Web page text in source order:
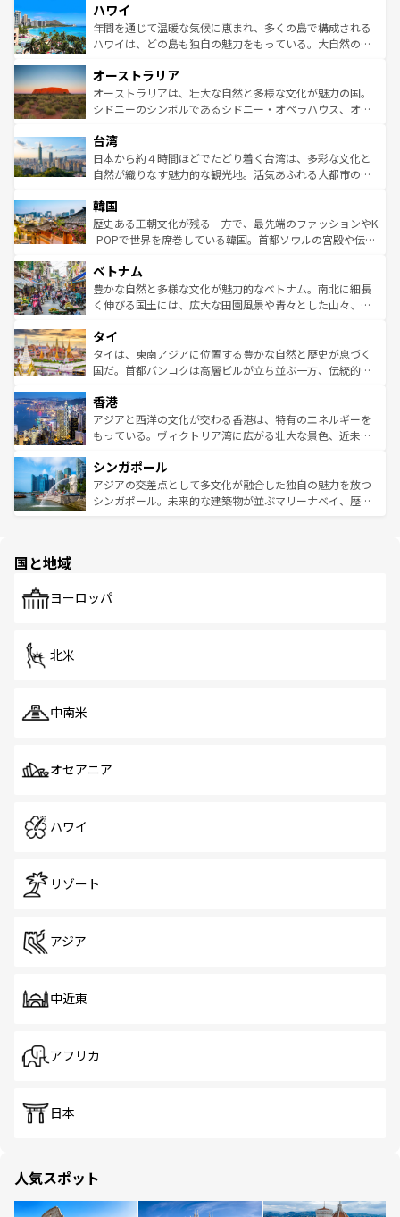
ば市内交通費無料で観光を楽しむこともできる。 なお、新
着のスイス情報はコンテンツ一覧 を参照してほしい。
のような巨大都市は、観光、ショッピング、エンターテイ
ンメントが詰まった刺激的なスポットだ。一方、アメリカ
西部には大自然が広がり、グランドキャニオンやイエロー
部のニューオーリンズでは、音楽と美食が融合した独特の
文化が魅力。旅行者はアメリカの各地域で異なる魅力を楽
しみながら、その多様性と豊かな歴史を感じることができ
ならではの贅沢な旅のスタイルだ。 なお、新着のアメリカ
情報はコンテンツ一覧を参照してほしい。
ハワイ
年間を通じて温暖な気候に恵まれ、多くの島で構成される
ハワイは、どの島も独自の魅力をもっている。大自然の神
ワイ島は見逃せない。また、定番の観光地といえばオアフ
島だが、静かな自然を求めるならマウイ島やカウアイ島が
おすすめ。エメラルドグリーンに輝く海をはじめ、豊かな
れるおもてなしの心で訪れる人々を迎えてくれるハワイの
人々、おいしいローカルフードやハワイアンミュージッ
ク、伝統的なフラダンスなど、すべてがハワイの魅力を彩
ワイを、存分に味わってほしい。 なお、新着のハワイ情報
はコンテンツ一覧を参照してほしい。
オーストラリア
オーストラリアは、壮大な自然と多様な文化が魅力の国。
シドニーのシンボルであるシドニー・オペラハウス、オー
リアリーフや大陸中央部にそびえるウルル（エアーズロッ
ク）、タスマニアの美しい原生林やケアンズの熱帯雨林な
ど、見どころがたくさん。また、カフェやワイン、オージ
いる。アクティビティも充実しており、サーフィンやダイ
ビング、ハイキングなど、アウトドア好きにはたまらな
い。オーストラリアの多彩な魅力を存分に味わいつくそ
参照してほしい。
台湾
日本から約４時間ほどでたどり着く台湾は、多彩な文化と
自然が織りなす魅力的な観光地。活気あふれる大都市の台
ン）、静ひつな山岳地帯である台湾東部など、都市の喧騒
と山間の静けさが共存しており、訪れる人に新しい発見と
驚きをもたらしてくれる。また、奥深い台湾の食文化も魅
容にもいいと評判のスイーツなど、バラエティ豊かな料理
が味わえる。 なお、新着の台湾情報は コンテンツ一覧を参
照してほしい。
韓国
歴史ある王朝文化が残る一方で、最先端のファッションやK
-POPで世界を席巻している韓国。首都ソウルの宮殿や伝統
き、地方に足を延ばせば四季折々の自然美を楽しむことが
できる。そして、キムチや焼肉、絶品のストリートフード
まで、さまざまな韓国料理が待っている。夜には、韓国な
リティに包まれながら、韓国の多彩な魅力を心ゆくまで味
わってみてほしい。 なお、新着の韓国情報はコンテンツ一
覧を参照してほしい。
ベトナム
豊かな自然と多様な文化が魅力的なベトナム。南北に細長
く伸びる国土には、広大な田園風景や青々とした山々、世
急速な発展と共に伝統が息づく。ハノイの古い町並みやホ
ーチミン市のフランス統治時代の建物も、独特の雰囲気を
醸し出している。また、バラエティの豊かさとおいしさで
とつ。フォーやバインミー、ベトナムコーヒーなどは、ぜ
ひ現地で味わいたい。どの地域を訪れてもあたたかい人々
が旅行者を迎えてくれるので、きっと忘れられない旅にな
参照してほしい。
タイ
タイは、東南アジアに位置する豊かな自然と歴史が息づく
国だ。首都バンコクは高層ビルが立ち並ぶ一方、伝統的な
の活気が交差している。北部ではチェンマイなどの山岳地
帯で自然と触れ合い、南部ではプーケットやクラビの美し
いビーチでリゾート気分を楽しむことができる。タイ料理
激する。気候は一年中温暖で、どの季節にも異なる楽しみ
が待っている。親しみやすいタイの人々、仏教を中心とし
た文化、そして多様な観光資源が、訪れる旅人を魅了し続
香港
アジアと西洋の文化が交わる香港は、特有のエネルギーを
もっている。ヴィクトリア湾に広がる壮大な景色、近未来
み、どこを訪れても感動するはず。観光スポットが密集し
ており、効率よく見どころを回れるのも魅力。息をのむよ
うな絶景から文化的な体験まで、香港を存分に楽しみ尽く
シンガポール
アジアの交差点として多文化が融合した独自の魅力を放つ
シンガポール。未来的な建築物が並ぶマリーナベイ、歴史
で、ホーカーズは地元の風情を楽しめる外せないスポット
国と地域
ヨーロッパ
北米
中南米
オセアニア
ハワイ
リゾート
アジア
中近東
アフリカ
日本
人気スポット